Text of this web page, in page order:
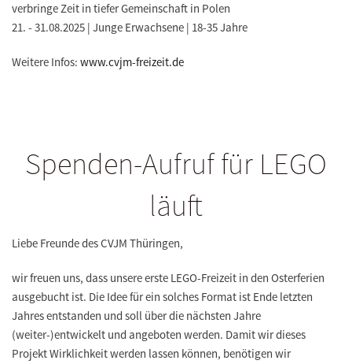
verbringe Zeit in tiefer Gemeinschaft in Polen
21. - 31.08.2025 | Junge Erwachsene | 18-35 Jahre
Weitere Infos: www.cvjm-freizeit.de
Spenden-Aufruf für LEGO
läuft
Liebe Freunde des CVJM Thüringen,
wir freuen uns, dass unsere erste LEGO-Freizeit in den Osterferien
ausgebucht ist. Die Idee für ein solches Format ist Ende letzten
Jahres entstanden und soll über die nächsten Jahre
(weiter-)entwickelt und angeboten werden. Damit wir dieses
Projekt Wirklichkeit werden lassen können, benötigen wir